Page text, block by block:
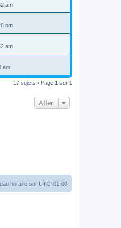
am
pm
am
am
17 sujets • Page 1 sur 1
Aller
horaire sur UTC+01:00